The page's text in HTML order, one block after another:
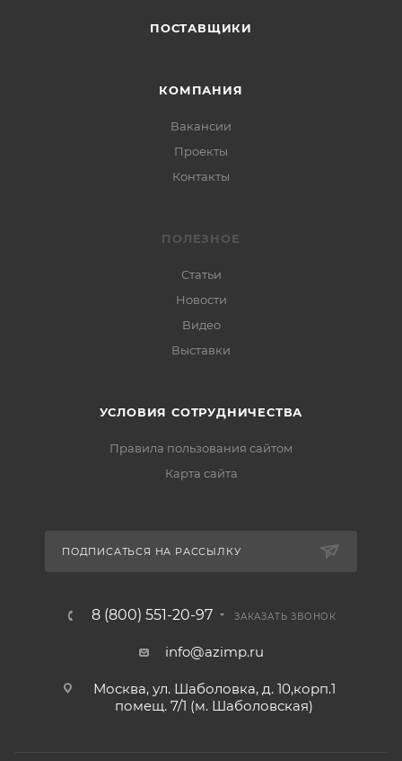
ПОСТАВЩИКИ
КОМПАНИЯ
Вакансии
Проекты
Контакты
ПОЛЕЗНОЕ
Статьи
Новости
Видео
Выставки
УСЛОВИЯ СОТРУДНИЧЕСТВА
Правила пользования сайтом
Карта сайта
ПОДПИСАТЬСЯ НА РАССЫЛКУ
8 (800) 551-20-97 ЗАКАЗАТЬ ЗВОНОК
info@azimp.ru
Москва, ул. Шаболовка, д. 10,корп.1
помещ. 7/1 (м. Шаболовская)